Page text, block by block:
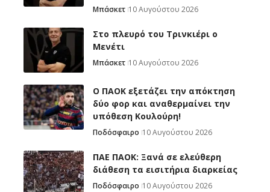
Μπάσκετ 10 Αυγούστου 2026
Στο πλευρό του Τρινκιέρι ο
Μενέτι
Μπάσκετ 10 Αυγούστου 2026
Ο ΠΑΟΚ εξετάζει την απόκτηση
δύο φορ και αναθερμαίνει την
υπόθεση Κουλούρη!
Ποδόσφαιρο 10 Αυγούστου 2026
ΠΑΕ ΠΑΟΚ: Ξανά σε ελεύθερη
διάθεση τα εισιτήρια διαρκείας
Ποδόσφαιρο 10 Αυγούστου 2026